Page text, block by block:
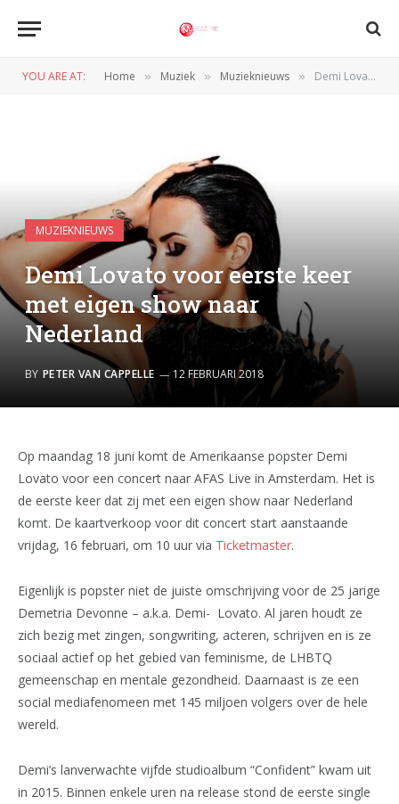
YOU ARE AT: Home » Muziek » Muzieknieuws » Demi Lovato voor eerste keer met eigen show naar Nederland
MUZIEKNIEUWS
Demi Lovato voor eerste keer
met eigen show naar
Nederland
BY PETER VAN CAPPELLE 12 FEBRUARI 2018
Op maandag 18 juni komt de Amerikaanse popster Demi
Lovato voor een concert naar AFAS Live in Amsterdam. Het is
de eerste keer dat zij met een eigen show naar Nederland
komt. De kaartverkoop voor dit concert start aanstaande
vrijdag, 16 februari, om 10 uur via Ticketmaster.
Eigenlijk is popster niet de juiste omschrijving voor de 25 jarige
Demetria Devonne – a.k.a. Demi- Lovato. Al jaren houdt ze
zich bezig met zingen, songwriting, acteren, schrijven en is ze
sociaal actief op het gebied van feminisme, de LHBTQ
gemeenschap en mentale gezondheid. Daarnaast is ze een
social mediafenomeen met 145 miljoen volgers over de hele
wereld.
Demi’s lanverwachte vijfde studioalbum “Confident” kwam uit
in 2015. Binnen enkele uren na release stond de eerste single